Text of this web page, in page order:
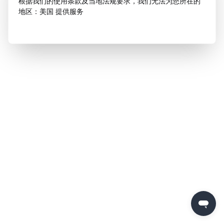
地区：美国 提供服务